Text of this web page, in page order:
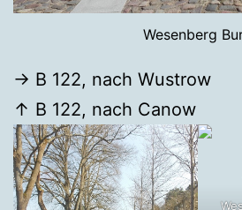
Wesenberg
→ B 122, nach Wustrow
↑ B 122, nach Canow